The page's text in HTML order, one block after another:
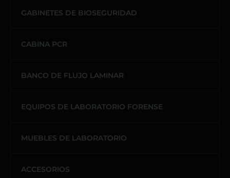
GABINETES DE BIOSEGURIDAD
CABINA PCR
BANCO DE FLUJO LAMINAR
EQUIPOS DE LABORATORIO FORENSE
MUEBLES DE LABORATORIO
ACCESORIOS